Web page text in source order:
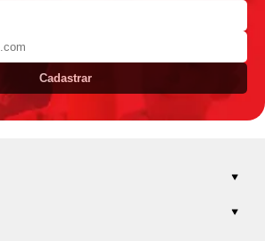
Cadastrar